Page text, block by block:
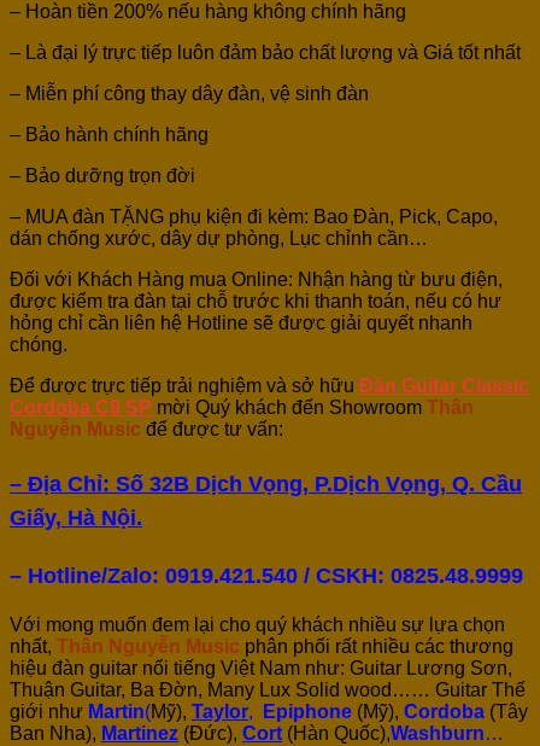
– Hoàn tiền 200% nếu hàng không chính hãng
– Là đại lý trực tiếp luôn đảm bảo chất lượng và Giá tốt nhất
– Miễn phí công thay dây đàn, vệ sinh đàn
– Bảo hành chính hãng
– Bảo dưỡng trọn đời
– MUA đàn TẶNG phụ kiện đi kèm: Bao Đàn, Pick, Capo,
dán chống xước, dây dự phòng, Lục chỉnh cần…
Đối với Khách Hàng mua Online: Nhận hàng từ bưu điện,
được kiểm tra đàn tại chỗ trước khi thanh toán, nếu có hư
hỏng chỉ cần liên hệ Hotline sẽ được giải quyết nhanh
chóng.
Để được trực tiếp trải nghiệm và sở hữu Đàn Guitar Classic
Cordoba C9 SP mời Quý khách đến Showroom Thân
Nguyễn Music để được tư vấn:
– Địa Chỉ: Số 32B Dịch Vọng, P.Dịch Vọng, Q. Cầu
Giấy, Hà Nội.
– Hotline/Zalo: 0919.421.540 / CSKH: 0825.48.9999
Với mong muốn đem lại cho quý khách nhiều sự lựa chọn
nhất, Thân Nguyễn Music phân phối rất nhiều các thương
hiệu đàn guitar nổi tiếng Việt Nam như: Guitar Lương Sơn,
Thuận Guitar, Ba Đờn, Many Lux Solid wood…… Guitar Thế
giới như Martin(Mỹ), Taylor, Epiphone (Mỹ), Cordoba (Tây
Ban Nha), Martinez (Đức), Cort (Hàn Quốc),Washburn…